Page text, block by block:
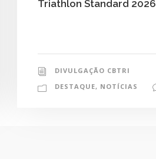
Triathlon Standard 2026
DIVULGAÇÃO CBTRI
DESTAQUE, NOTÍCIAS